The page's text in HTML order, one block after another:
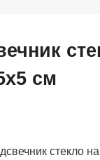
см
стекло